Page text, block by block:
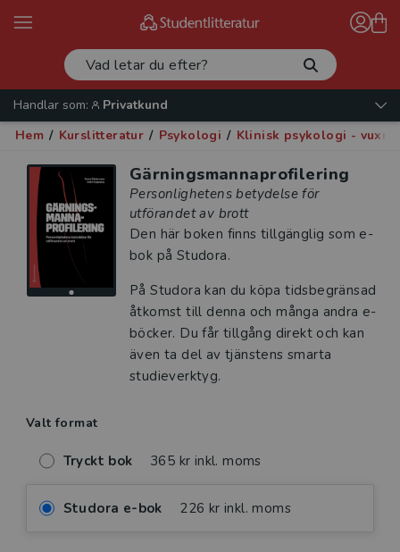
Handlar som:
Privatkund
Hem / Kurslitteratur / Psykologi / Klinisk psykologi - vuxna
Gärningsmannaprofilering
Personlighetens betydelse för
utförandet av brott
Den här boken finns tillgänglig som e-
bok på Studora.
På Studora kan du köpa tidsbegränsad
åtkomst till denna och många andra e-
böcker. Du får tillgång direkt och kan
även ta del av tjänstens smarta
studieverktyg.
Valt format
Tryckt bok 365 kr inkl. moms
Studora e-bok 226 kr inkl. moms